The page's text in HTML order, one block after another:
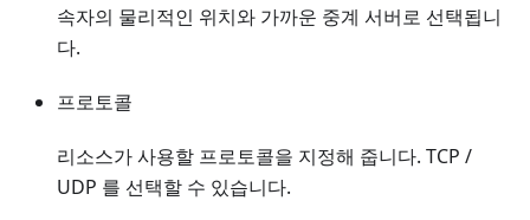
속자의 물리적인 위치와 가까운 중계 서버로 선택됩니
다.
프로토콜
리소스가 사용할 프로토콜을 지정해 줍니다. TCP /
UDP 를 선택할 수 있습니다.